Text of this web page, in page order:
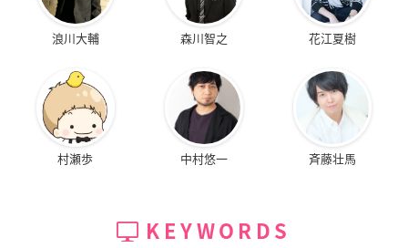
浪川大輔 森川智之 花江夏樹
村瀬歩 中村悠一 斉藤壮馬
KEYWORDS